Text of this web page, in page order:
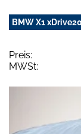
BMW X1
Preis:
MWSt: